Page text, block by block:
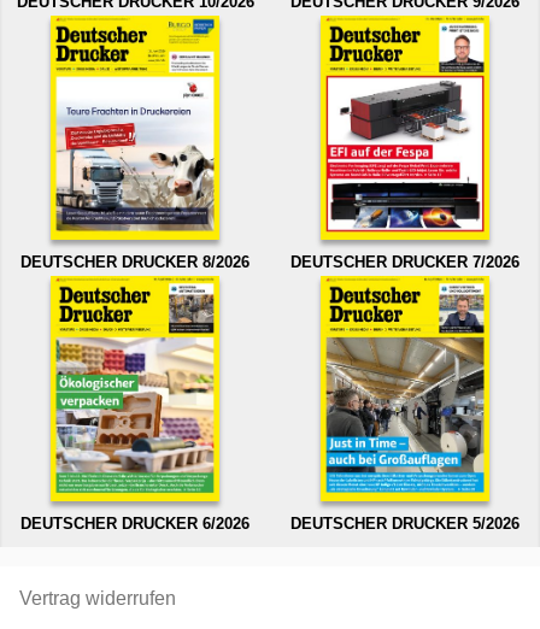
DEUTSCHER DRUCKER 8/2026 DEUTSCHER DRUCKER 7/2026
DEUTSCHER DRUCKER 6/2026 DEUTSCHER DRUCKER 5/2026
Vertrag widerrufen